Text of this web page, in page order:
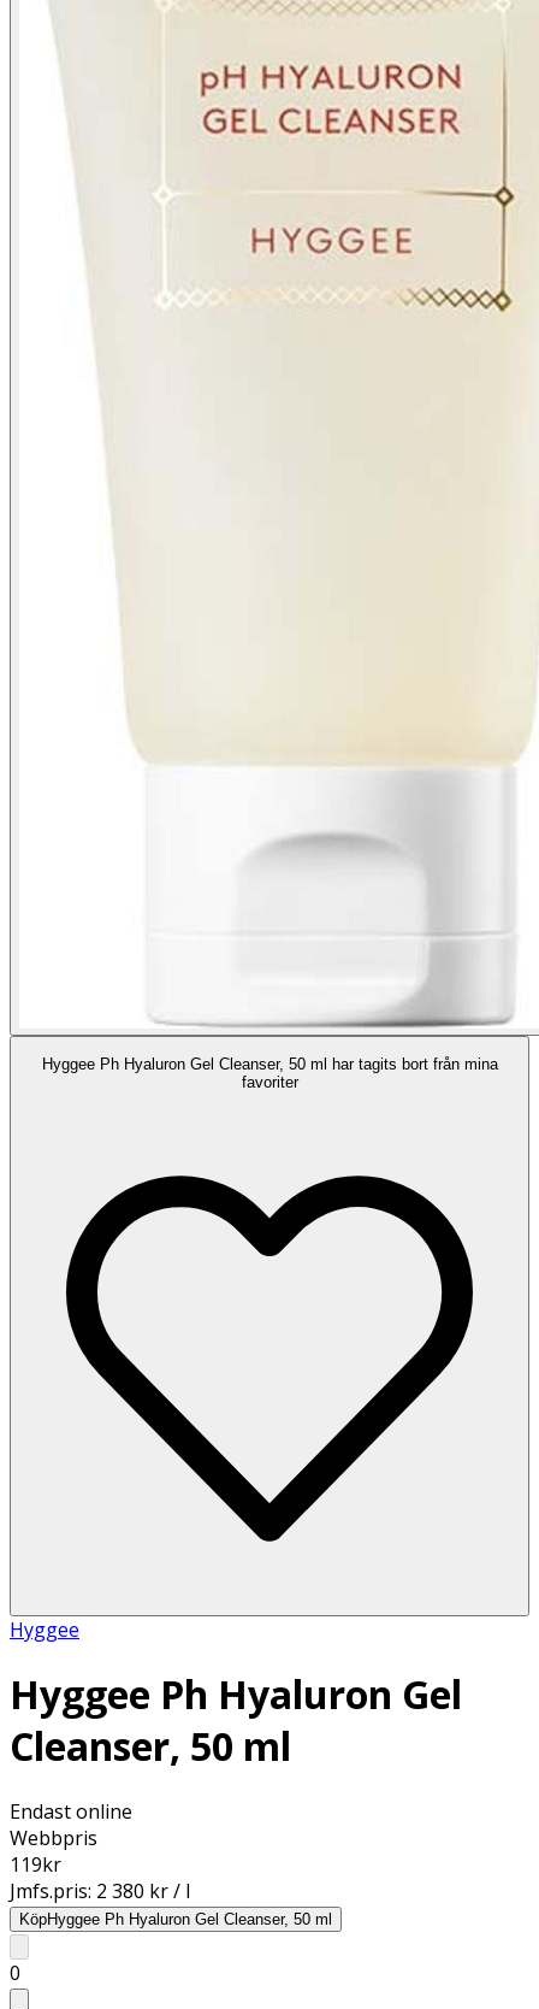
Hyggee Ph Hyaluron Gel Cleanser, 50 ml har tagits bort från mina
favoriter
Hyggee
Hyggee Ph Hyaluron Gel
Cleanser, 50 ml
Endast online
Webbpris
119kr
Jmfs.pris: 2 380 kr / l
KöpHyggee Ph Hyaluron Gel Cleanser, 50 ml
0